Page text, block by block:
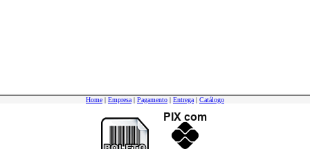
Home | Empresa | Pagamento | Entrega | Catálogo